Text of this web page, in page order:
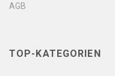
AGB
TOP-KATEGORIEN